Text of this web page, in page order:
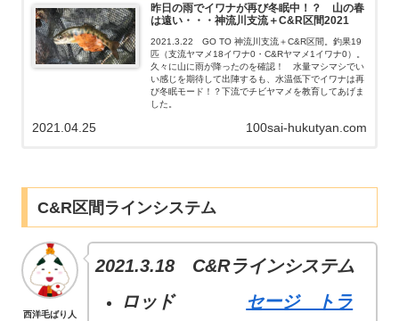
昨日の雨でイワナが再び冬眠中！？ 山の春
は遠い・・・神流川支流＋C&R区間2021
2021.3.22 GO TO 神流川支流＋C&R区間。釣果19
匹（支流ヤマメ18イワナ0・C&Rヤマメ1イワナ0）。
久々に山に雨が降ったのを確認！ 水量マシマシでい
い感じを期待して出陣するも、水温低下でイワナは再
び冬眠モード！？下流でチビヤマメを教育してあげま
した。
100sai-hukutyan.com
2021.04.25
C&R区間ラインシステム
西洋毛ばり人
2021.3.18 C&Rラインシステム
ロッド
セージ トラ